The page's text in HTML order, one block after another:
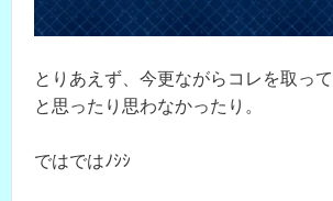
とりあえず、今更ながらコレを取っ
と思ったり思わなかったり。
ではではﾉｼｼ